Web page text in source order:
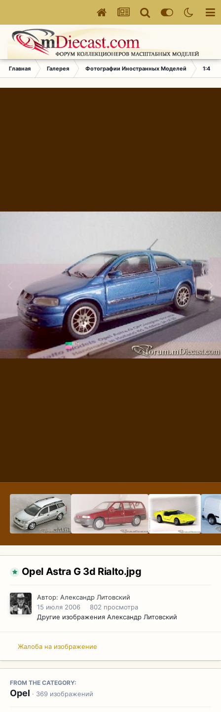
Главная Галерея Фотографии Иностранных Моделей 1:43
Opel Astra G 3d Rialto.jpg
Автор: Александр Литовский
15 июля 2006
802 просмотра
Другие изображения Александр Литовский
Жалоба на изображение
FROM THE CATEGORY:
Opel · 369 изображений